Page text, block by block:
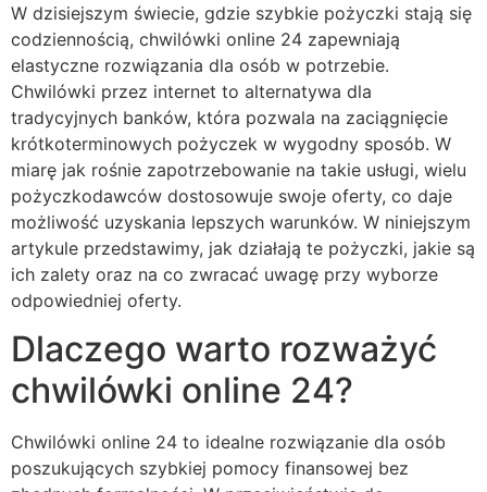
W dzisiejszym świecie, gdzie szybkie pożyczki stają się
codziennością, chwilówki online 24 zapewniają
elastyczne rozwiązania dla osób w potrzebie.
Chwilówki przez internet to alternatywa dla
tradycyjnych banków, która pozwala na zaciągnięcie
krótkoterminowych pożyczek w wygodny sposób. W
miarę jak rośnie zapotrzebowanie na takie usługi, wielu
pożyczkodawców dostosowuje swoje oferty, co daje
możliwość uzyskania lepszych warunków. W niniejszym
artykule przedstawimy, jak działają te pożyczki, jakie są
ich zalety oraz na co zwracać uwagę przy wyborze
odpowiedniej oferty.
Dlaczego warto rozważyć
chwilówki online 24?
Chwilówki online 24 to idealne rozwiązanie dla osób
poszukujących szybkiej pomocy finansowej bez